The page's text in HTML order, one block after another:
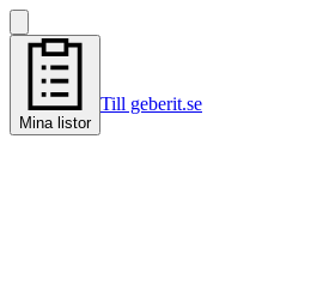
Mina listor
Till geberit.se